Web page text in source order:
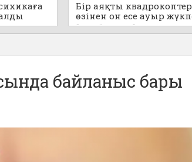
Бір аяқты квадрокоптер
өзінен он есе ауыр
секіре алады (видео)
2 сағат бұрын 0
байланыс бары